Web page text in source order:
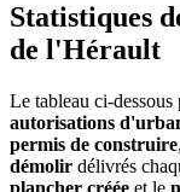
Statistiques
de l'Hérault
Le tableau ci-dessous
autorisations
permis de construire
démolir délivrés